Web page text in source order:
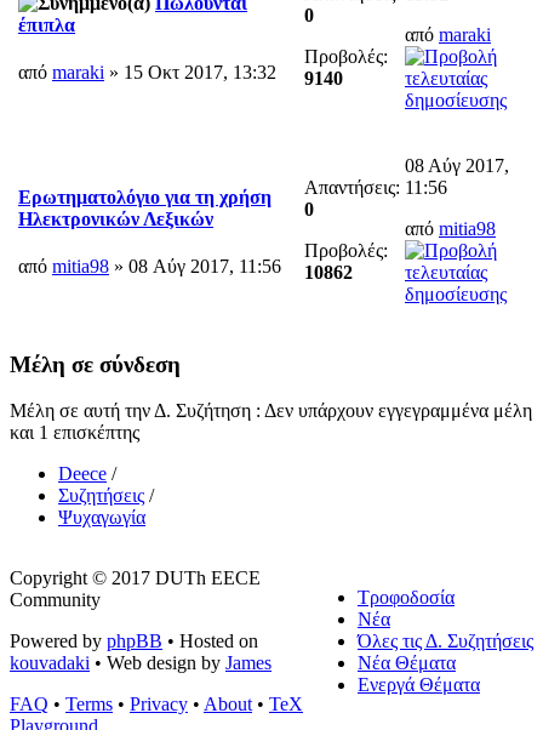
έπιπλα
από maraki » 15 Οκτ 2017, 13:32
0
Προβολές:
9140
από maraki
Ερωτηματολόγιο για τη χρήση
Ηλεκτρονικών Λεξικών
από mitia98 » 08 Αύγ 2017, 11:56
Απαντήσεις:
0
Προβολές:
10862
08 Αύγ 2017,
11:56
από mitia98
Μέλη σε σύνδεση
Μέλη σε αυτή την Δ. Συζήτηση : Δεν υπάρχουν εγγεγραμμένα μέλη
και 1 επισκέπτης
Deece /
Συζητήσεις /
Ψυχαγωγία
Τροφοδοσία
Νέα
Όλες τις Δ. Συζητήσεις
Νέα Θέματα
Ενεργά Θέματα
Copyright © 2017 DUTh EECE
Community
Powered by phpBB • Hosted on
kouvadaki • Web design by James
FAQ • Terms • Privacy • About • TeX